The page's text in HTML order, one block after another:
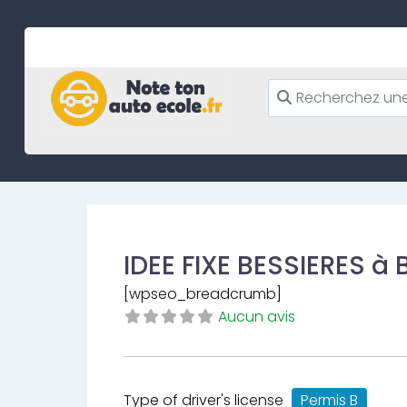
IDEE FIXE BESSIERES à
[wpseo_breadcrumb]
Aucun avis
Type of driver's license
Permis B